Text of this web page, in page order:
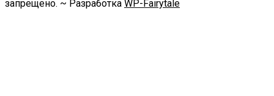
запрещено. ~ Разработка WP-Fairytale